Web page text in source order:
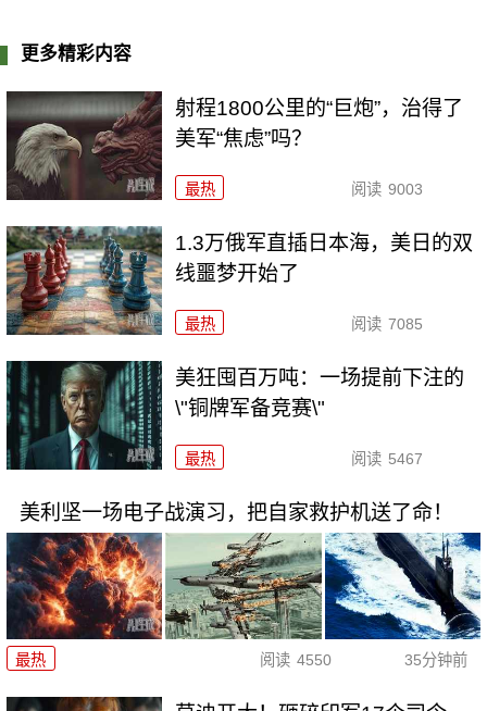
更多精彩内容
射程1800公里的“巨炮”，治得了
美军“焦虑”吗？
最热 阅读 9003
1.3万俄军直插日本海，美日的双
线噩梦开始了
最热 阅读 7085
美狂囤百万吨：一场提前下注的
\"铜牌军备竞赛\"
最热 阅读 5467
美利坚一场电子战演习，把自家救护机送了命！
最热 阅读 4550 35分钟前